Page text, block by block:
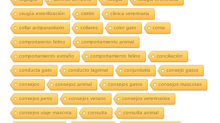
cirugía esterilización cistitis clinica veterinaria
collar antiparasitario collares color gato coma
comportaiento felino comportamiento animal
comportamiento extraño comportamiento felino conciliación
conducta gato conducto lagrimal conjuntivitis consejo gatos
consejos consejos animal consejos gatos consejos mascotas
consejos perro consejos verano consejos veterinarios
consejos viaje mascota consulta consulta animal